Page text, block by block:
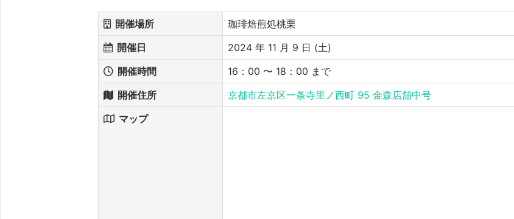
開催場所
珈琲焙煎処桃栗
開催日
2024 年 11 月 9 日 (土)
開催時間
16：00 〜 18：00 まで
開催住所
京都市左京区一条寺里ノ西町 95 金森店舗中号
マップ